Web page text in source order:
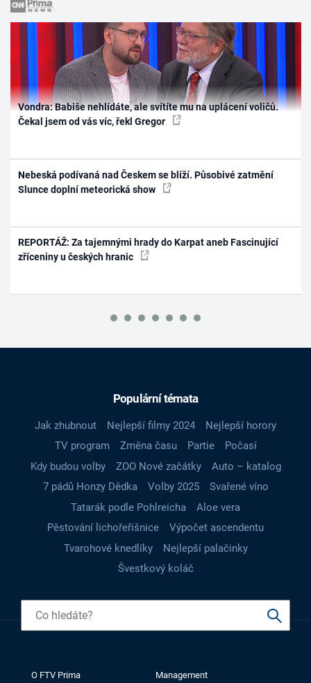
Vondra: Babiše nehlídáte, ale svítíte mu na uplácení voličů.
Čekal jsem od vás víc, řekl Gregor
Nebeská podívaná nad Českem se blíží. Působivé zatmění
Slunce doplní meteorická show
REPORTÁŽ: Za tajemnými hrady do Karpat aneb Fascinující
zříceniny u českých hranic
Populární témata
Jak zhubnout Nejlepší filmy 2024
Nejlepší horory
TV program
Změna času Partie
Počasí
Kdy budou volby
ZOO Nové začátky
Auto – katalog
7 pádů Honzy Dědka
Volby 2025
Svařené víno
Tatarák podle Pohlreicha
Aloe vera
Pěstování lichořeřišnice
Výpočet ascendentu
Tvarohové knedlíky
Nejlepší palačinky
Švestkový koláč
O FTV Prima Management